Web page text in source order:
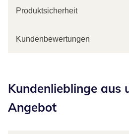
Produktsicherheit
Kundenbewertungen
Kundenlieblinge aus
Angebot